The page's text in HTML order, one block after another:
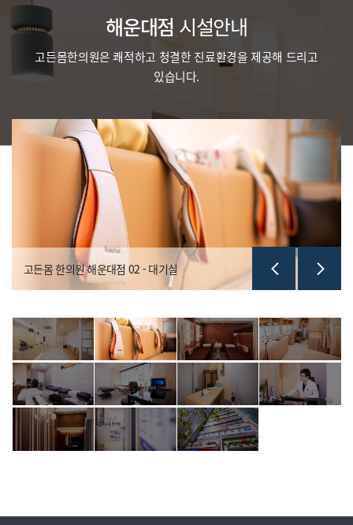
해운대점 시설안내
고든몸한의원은 쾌적하고 청결한 진료환경을 제공해 드리고
있습니다.
고든몸 한의원 해운대점 02 - 대기실